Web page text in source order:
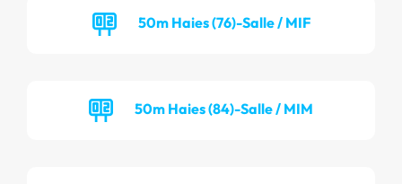
50m Haies (76)-Salle / MIF
50m Haies (84)-Salle / MIM